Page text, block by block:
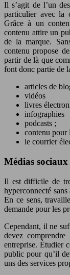
Il s’agit de l’un
particulier avec la
Grâce à un
contenu attire un
de la marque.
contenu propose
partir de là que
font donc partie de
articles de
vidéos
livres
infographies
podcasts ;
contenu pour
le courrier
Médias sociaux
Il est difficile de
hyperconnecté
En ce sens,
demande pour les
Cependant, il ne
devez
entreprise. Étudier
public pour qu’il
uns des services